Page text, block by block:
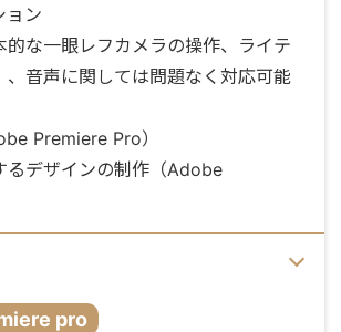
ョン
的な一眼レフカメラの操作、ライテ
、音声に関しては問題なく対応可能
Premiere Pro）
るデザインの制作（Adobe
pro